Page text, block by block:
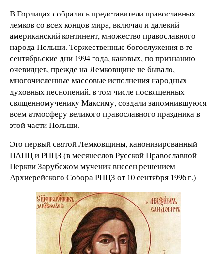
В Горлицах собрались представители православных
лемков со всех концов мира, включая и далекий
американский континент, множество православного
народа Польши. Торжественные богослужения в те
сентябрьские дни 1994 года, каковых, по признанию
очевидцев, прежде на Лемковщине не бывало,
многочисленные массовые исполнения народных
духовных песнопений, в том числе посвященных
священномученику Максиму, создали запомнившуюся
всем атмосферу великого православного праздника в
этой части Польши.
Это первый святой Лемковщины, канонизированный
ПАПЦ и РПЦЗ (в месяцеслов Русской Православной
Церкви Зарубежом мученик внесен решением
Архиерейского Собора РПЦЗ от 10 сентября 1996 г.)